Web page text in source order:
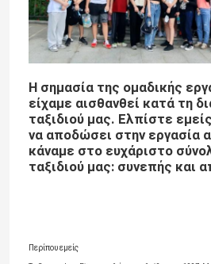
Βιομηχανικός
Ιατρικός τρισδιάστατος
Τρισδιάστατος εκτυπωτής
Τρισδιάστατος εκτυπωτής
Η σημασία της ομαδικής
είχαμε αισθανθεί κατά τη
ταξιδιού μας. Ελπίστε
να αποδώσει στην εργασία
κάναμε στο ευχάριστο
ταξιδιού μας: συνεπής και
Περίπου εμείς